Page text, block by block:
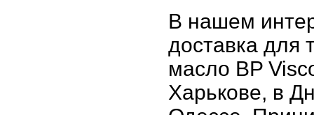
В нашем
доставка для
масло BP
Харькове, в